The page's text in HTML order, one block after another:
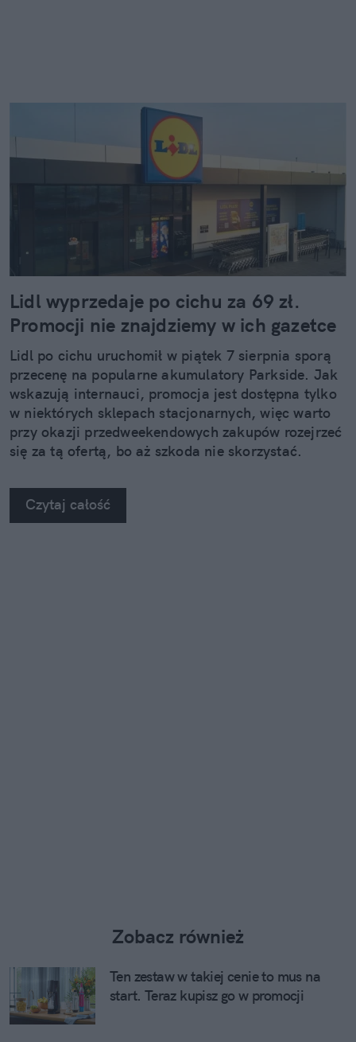
Lidl wyprzedaje po cichu za 69 zł.
Promocji nie znajdziemy w ich gazetce
Lidl po cichu uruchomił w piątek 7 sierpnia sporą
przecenę na popularne akumulatory Parkside. Jak
wskazują internauci, promocja jest dostępna tylko
w niektórych sklepach stacjonarnych, więc warto
przy okazji przedweekendowych zakupów rozejrzeć
się za tą ofertą, bo aż szkoda nie skorzystać.
Czytaj całość
Zobacz również
Ten zestaw w takiej cenie to mus na
start. Teraz kupisz go w promocji